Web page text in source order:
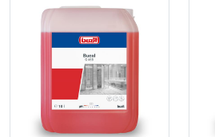
Product Link